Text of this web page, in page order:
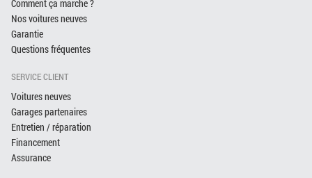
Comment ça marche ?
Nos voitures neuves
Garantie
Questions fréquentes
SERVICE CLIENT
Voitures neuves
Garages partenaires
Entretien / réparation
Financement
Assurance